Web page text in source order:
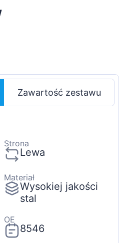
Slovenian
Latvian
Zawartość zestawu
Strona
Lewa
Materiał
Wysokiej jakości
stal
OE
8546